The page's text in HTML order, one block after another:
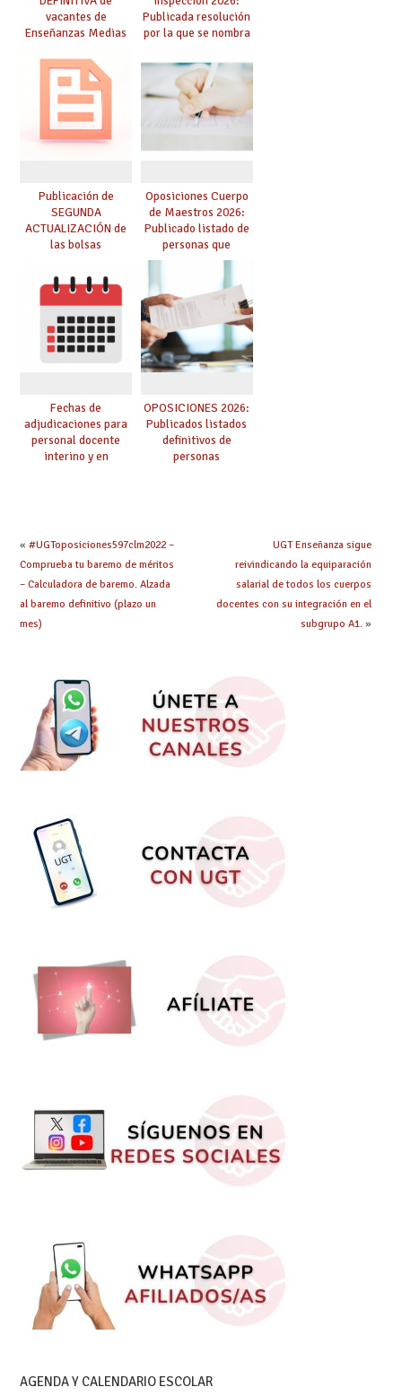
vacantes de
Enseñanzas Medias
Publicada resolución
por la que se nombra
prácticas, se regulan
dichas prácticas y se
convoca acto público
de adjudicación
Publicación de
SEGUNDA
ACTUALIZACIÓN de
las bolsas
Cuerpo de Maestros
de especialidades
convocadas a
oposición
Oposiciones Cuerpo
de Maestros 2026:
Publicado listado de
personas que
adquieren nueva
especialidad
Fechas de
adjudicaciones para
personal docente
interino y en
OPOSICIONES 2026:
Publicados listados
definitivos de
personas
« #UGToposiciones597clm2022 –
Comprueba tu baremo de méritos
– Calculadora de baremo. Alzada
al baremo definitivo (plazo un
mes)
UGT Enseñanza sigue
reivindicando la equiparación
salarial de todos los cuerpos
docentes con su integración en el
subgrupo A1.»
AGENDA Y CALENDARIO ESCOLAR